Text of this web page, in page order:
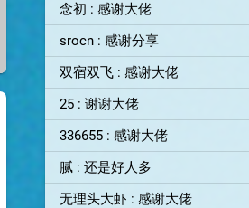
念初 : 感谢大佬
srocn : 感谢分享
双宿双飞 : 感谢大佬
25 : 谢谢大佬
336655 : 感谢大佬
腻 : 还是好人多
无理头大虾 : 感谢大佬